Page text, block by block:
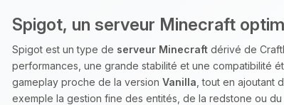
Spigot, un serveur Minecraft
Spigot est un type de serveur Minecraft dérivé de
performances, une grande stabilité et une compatibilité
gameplay proche de la version Vanilla , tout en ajoutant
exemple la gestion fine des entités, de la redstone ou